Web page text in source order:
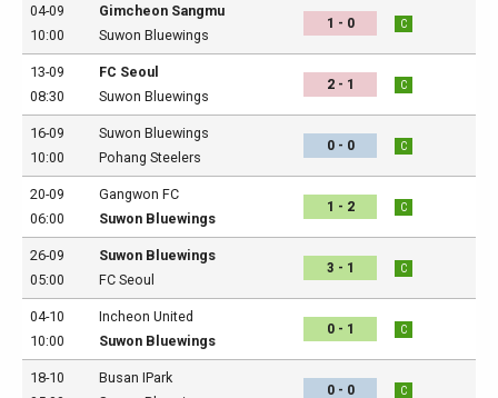
04-09
10:00
Gimcheon Sangmu
Suwon Bluewings
1 - 0 C
13-09
08:30
FC Seoul
Suwon Bluewings
2 - 1 C
16-09
10:00
Suwon Bluewings
Pohang Steelers
0 - 0 C
20-09
06:00
Gangwon FC
Suwon Bluewings
1 - 2 C
26-09
05:00
Suwon Bluewings
FC Seoul
3 - 1 C
04-10
10:00
Incheon United
Suwon Bluewings
0 - 1 C
18-10
Busan IPark
0 - 0 C